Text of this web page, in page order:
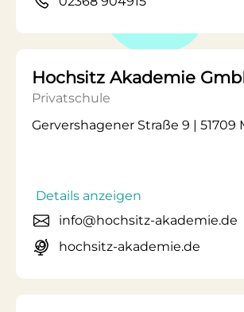
Hochsitz Akademie
Privatschule
Gervershagener Straße 9 | 51709
Details anzeigen
info@hochsitz-akademie.de
hochsitz-akademie.de